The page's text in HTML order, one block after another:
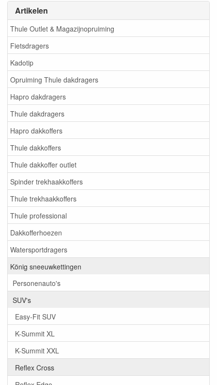
Artikelen
Thule Outlet & Magazijnopruiming
Fietsdragers
Kadotip
Opruiming Thule dakdragers
Hapro dakdragers
Thule dakdragers
Hapro dakkoffers
Thule dakkoffers
Thule dakkoffer outlet
Spinder trekhaakkoffers
Thule trekhaakkoffers
Thule professional
Dakkofferhoezen
Watersportdragers
König sneeuwkettingen
Personenauto's
SUV's
Easy-Fit SUV
K-Summit XL
K-Summit XXL
Reflex Cross